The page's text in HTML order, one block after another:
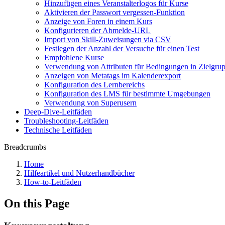
Hinzufügen eines Veranstalterlogos für Kurse
Aktivieren der Passwort vergessen-Funktion
Anzeige von Foren in einem Kurs
Konfigurieren der Abmelde-URL
Import von Skill-Zuweisungen via CSV
Festlegen der Anzahl der Versuche für einen Test
Empfohlene Kurse
Verwendung von Attributen für Bedingungen in
Anzeigen von Metatags im Kalenderexport
Konfiguration des Lernbereichs
Konfiguration des LMS für bestimmte Umgebungen
Verwendung von Superusern
Deep-Dive-Leitfäden
Troubleshooting-Leitfäden
Technische Leitfäden
Breadcrumbs
Home
Hilfeartikel und Nutzerhandbücher
How-to-Leitfäden
On this Page